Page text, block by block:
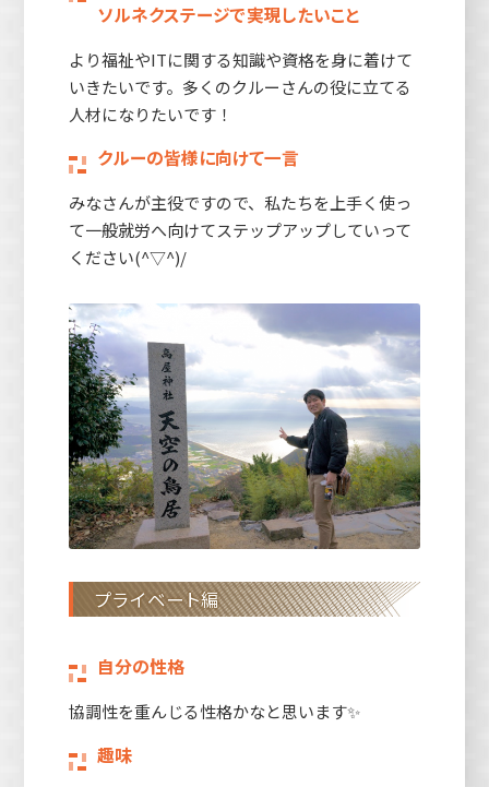
ソルネクステージで実現したいこと
より福祉やITに関する知識や資格を身に着けて
いきたいです。多くのクルーさんの役に立てる
人材になりたいです！
クルーの皆様に向けて一言
みなさんが主役ですので、私たちを上手く使っ
て一般就労へ向けてステップアップしていって
ください(^▽^)/
プライベート編
自分の性格
協調性を重んじる性格かなと思います✨
趣味